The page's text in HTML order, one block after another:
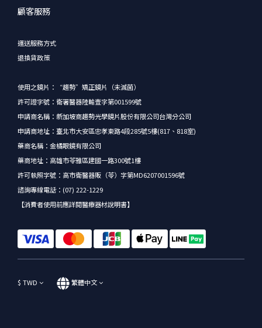
顧客服務
運送服務方式
退換貨政策
使用之鏡片：“趨勢”矯正鏡片（未滅菌）
許可證字號：衛署醫器陸輸壹字第001599號
申請商名稱：新加坡商趨勢光學鏡片股份有限公司台灣分公司
申請商地址：臺北市大安區忠孝東路4段285號5樓(817、818室)
藥商名稱：金橘眼鏡有限公司
藥商地址：高雄市苓雅區建國一路300號1樓
許可執照字號：高市衛醫器販（苓）字第MD6207001596號
諮詢專線電話：(07) 222-1229
【消費者使用前應詳閱醫療器材說明書】
$ TWD 繁體中文